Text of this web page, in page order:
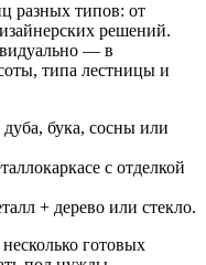
разных типов: от
решений.
— в
типа лестницы и
бука, сосны или
с отделкой
+ дерево или стекло.
готовых